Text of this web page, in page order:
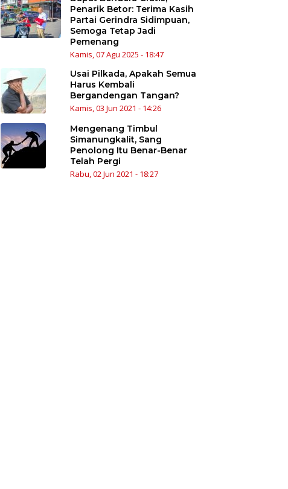
Penarik Betor: Terima Kasih
Partai Gerindra Sidimpuan,
Semoga Tetap Jadi
Pemenang
Kamis, 07 Agu 2025 - 18:47
Usai Pilkada, Apakah Semua
Harus Kembali
Bergandengan Tangan?
Kamis, 03 Jun 2021 - 14:26
Mengenang Timbul
Simanungkalit, Sang
Penolong Itu Benar-Benar
Telah Pergi
Rabu, 02 Jun 2021 - 18:27